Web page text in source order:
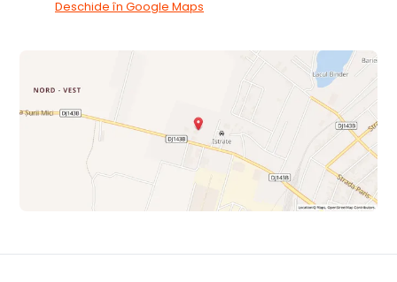
Deschide în Google Maps